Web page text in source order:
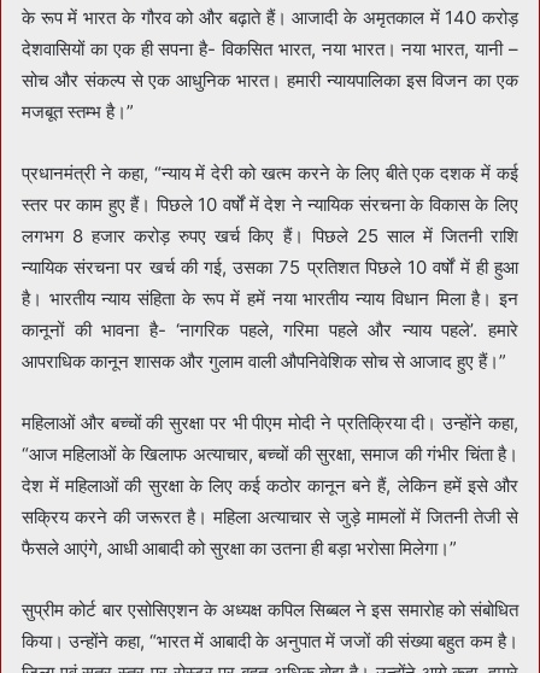
के रूप में भारत के गौरव को और बढ़ाते हैं। आजादी के अमृतकाल में 140 करोड़
देशवासियों का एक ही सपना है- विकसित भारत, नया भारत। नया भारत, यानी –
सोच और संकल्प से एक आधुनिक भारत। हमारी न्यायपालिका इस विजन का एक
मजबूत स्तम्भ है।”
प्रधानमंत्री ने कहा, “न्याय में देरी को खत्म करने के लिए बीते एक दशक में कई
स्तर पर काम हुए हैं। पिछले 10 वर्षों में देश ने न्यायिक संरचना के विकास के लिए
लगभग 8 हजार करोड़ रुपए खर्च किए हैं। पिछले 25 साल में जितनी राशि
न्यायिक संरचना पर खर्च की गई, उसका 75 प्रतिशत पिछले 10 वर्षों में ही हुआ
है। भारतीय न्याय संहिता के रूप में हमें नया भारतीय न्याय विधान मिला है। इन
कानूनों की भावना है- ‘नागरिक पहले, गरिमा पहले और न्याय पहले’. हमारे
आपराधिक कानून शासक और गुलाम वाली औपनिवेशिक सोच से आजाद हुए हैं।”
महिलाओं और बच्चों की सुरक्षा पर भी पीएम मोदी ने प्रतिक्रिया दी। उन्होंने कहा,
“आज महिलाओं के खिलाफ अत्याचार, बच्चों की सुरक्षा, समाज की गंभीर चिंता है।
देश में महिलाओं की सुरक्षा के लिए कई कठोर कानून बने हैं, लेकिन हमें इसे और
सक्रिय करने की जरूरत है। महिला अत्याचार से जुड़े मामलों में जितनी तेजी से
फैसले आएंगे, आधी आबादी को सुरक्षा का उतना ही बड़ा भरोसा मिलेगा।”
सुप्रीम कोर्ट बार एसोसिएशन के अध्यक्ष कपिल सिब्बल ने इस समारोह को संबोधित
किया। उन्होंने कहा, “भारत में आबादी के अनुपात में जजों की संख्या बहुत कम है।